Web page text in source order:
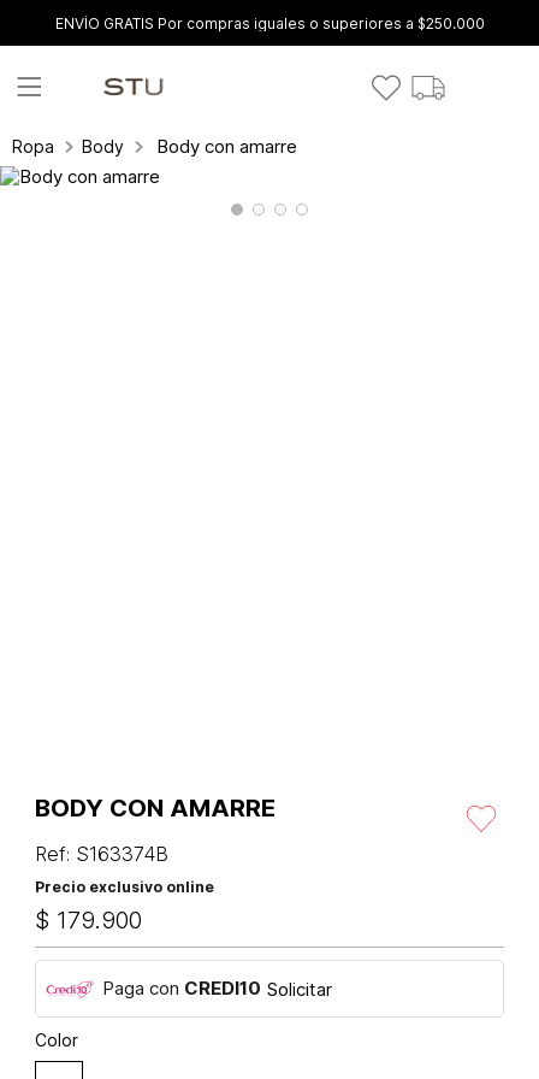
ENVÍO GRATIS Por compras iguales o superiores a $250.000
Ropa Body Body con amarre
BODY CON AMARRE
Ref: S163374B
Precio exclusivo online
$ 179.900
Paga con CREDI10 Solicitar
Color